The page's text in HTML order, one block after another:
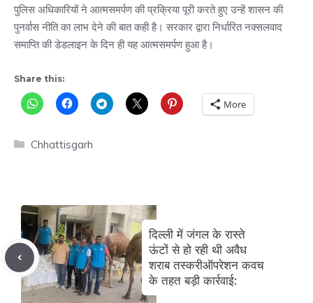
पुलिस अधिकारियों ने आत्मसमर्पण की प्रक्रिया पूरी करते हुए उन्हें शासन की
पुनर्वास नीति का लाभ देने की बात कही है। सरकार द्वारा निर्धारित नक्सलवाद
समाप्ति की डेडलाइन के दिन ही यह आत्मसमर्पण हुआ है।
Share this:
More
Categories
Chhattisgarh
दिल्ली में जंगल के रास्ते
ऊंटों से हो रही थी अवैध
शराब तस्करीऑपरेशन कवच
के तहत बड़ी कार्रवाई: